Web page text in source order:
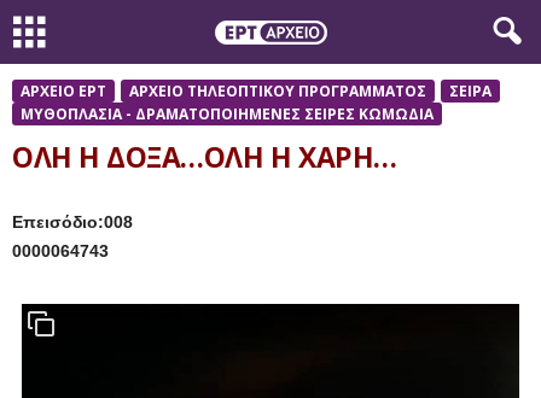
ΑΡΧΕΙΟ ΕΡΤ ΑΡΧΕΙΟ ΤΗΛΕΟΠΤΙΚΟΥ ΠΡΟΓΡΑΜΜΑΤΟΣ
ΣΕΙΡΑ
ΜΥΘΟΠΛΑΣΙΑ - ΔΡΑΜΑΤΟΠΟΙΗΜΕΝΕΣ ΣΕΙΡΕΣ ΚΩΜΩΔΙΑ
ΟΛΗ Η ΔΟΞΑ…ΟΛΗ Η ΧΑΡΗ…
Επεισόδιο:008
0000064743